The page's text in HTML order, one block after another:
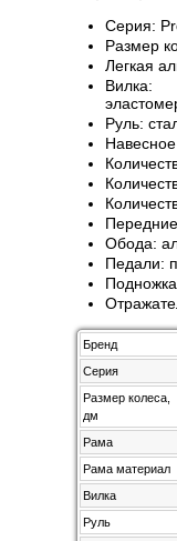
Серия:
Размер
Легкая
Вилка:
Руль:
Обода:
Педали:
Бренд
Серия
Размер колеса,
дм
Рама
Рама материал
Вилка
Руль